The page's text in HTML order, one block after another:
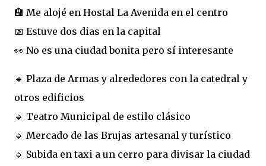
🏨 Me alojé en Hostal La Avenida en el centro
📅 Estuve dos dias en la capital
👀 No es una ciudad bonita pero sí interesante
🔹 Plaza de Armas y alrededores con la catedral y
otros edificios
🔹 Teatro Municipal de estilo clásico
🔹 Mercado de las Brujas artesanal y turístico
🔹 Subida en taxi a un cerro para divisar la ciudad